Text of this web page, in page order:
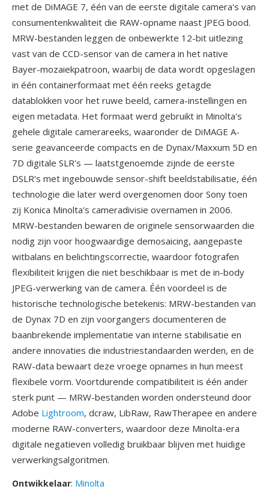
met de DiMAGE 7, één van de eerste digitale camera's van
consumentenkwaliteit die RAW-opname naast JPEG bood.
MRW-bestanden leggen de onbewerkte 12-bit uitlezing
vast van de CCD-sensor van de camera in het native
Bayer-mozaiekpatroon, waarbij de data wordt opgeslagen
in één containerformaat met één reeks getagde
datablokken voor het ruwe beeld, camera-instellingen en
eigen metadata. Het formaat werd gebruikt in Minolta's
gehele digitale camerareeks, waaronder de DiMAGE A-
serie geavanceerde compacts en de Dynax/Maxxum 5D en
7D digitale SLR's — laatstgenoemde zijnde de eerste
DSLR's met ingebouwde sensor-shift beeldstabilisatie, één
technologie die later werd overgenomen door Sony toen
zij Konica Minolta's cameradivisie overnamen in 2006.
MRW-bestanden bewaren de originele sensorwaarden die
nodig zijn voor hoogwaardige demosaicing, aangepaste
witbalans en belichtingscorrectie, waardoor fotografen
flexibiliteit krijgen die niet beschikbaar is met de in-body
JPEG-verwerking van de camera. Één voordeel is de
historische technologische betekenis: MRW-bestanden van
de Dynax 7D en zijn voorgangers documenteren de
baanbrekende implementatie van interne stabilisatie en
andere innovaties die industriestandaarden werden, en de
RAW-data bewaart deze vroege opnames in hun meest
flexibele vorm. Voortdurende compatibiliteit is één ander
sterk punt — MRW-bestanden worden ondersteund door
Adobe Lightroom, dcraw, LibRaw, RawTherapee en andere
moderne RAW-converters, waardoor deze Minolta-era
digitale negatieven volledig bruikbaar blijven met huidige
verwerkingsalgoritmen.
Ontwikkelaar: Minolta